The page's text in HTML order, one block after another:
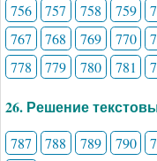
756 757 758 759
767
768 769 770
778
779 780 781
26. Решение
787 788 789 790